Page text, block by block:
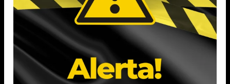
possíveis, estruturar alternativas e apoiar a
implementação do melhor planejamento patrimonial e
sucessório.
Tags: